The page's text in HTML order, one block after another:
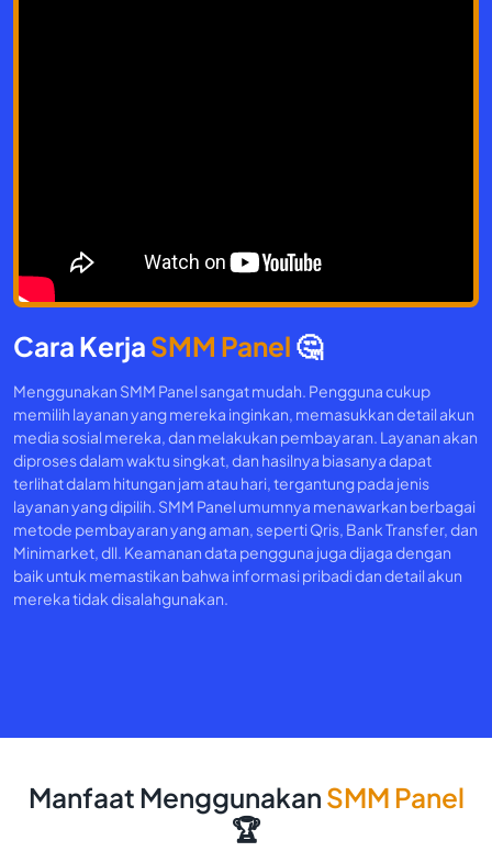
Cara Kerja SMM Panel 🤔
Menggunakan SMM Panel sangat mudah. Pengguna cukup
memilih layanan yang mereka inginkan, memasukkan detail akun
media sosial mereka, dan melakukan pembayaran. Layanan akan
diproses dalam waktu singkat, dan hasilnya biasanya dapat
terlihat dalam hitungan jam atau hari, tergantung pada jenis
layanan yang dipilih. SMM Panel umumnya menawarkan berbagai
metode pembayaran yang aman, seperti Qris, Bank Transfer, dan
Minimarket, dll. Keamanan data pengguna juga dijaga dengan
baik untuk memastikan bahwa informasi pribadi dan detail akun
mereka tidak disalahgunakan.
Manfaat Menggunakan SMM Panel
🏆